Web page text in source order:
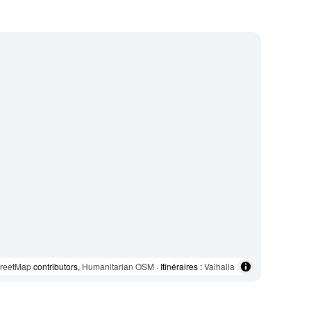
contributors, Humanitarian OSM · Itinéraires :Valhalla